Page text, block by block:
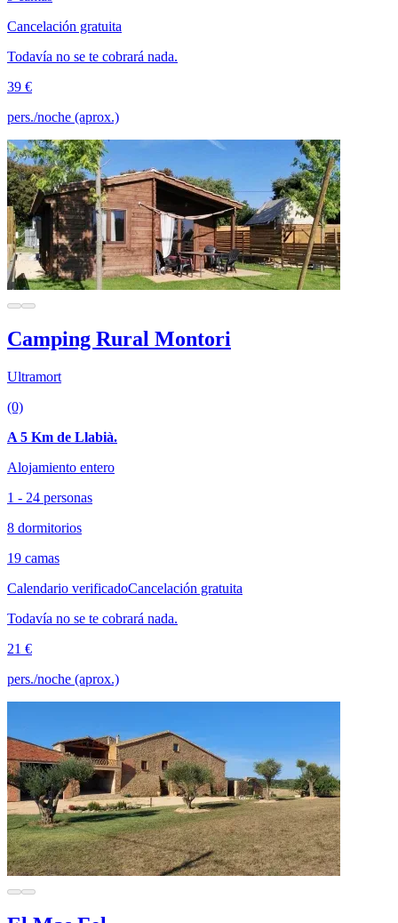
Cancelación gratuita
Todavía no se te cobrará nada.
39 €
pers./noche (aprox.)
Camping Rural Montori
Ultramort
(0)
A 5 Km de Llabià.
Alojamiento entero
1 - 24 personas
8 dormitorios
19 camas
Calendario verificadoCancelación gratuita
Todavía no se te cobrará nada.
21 €
pers./noche (aprox.)